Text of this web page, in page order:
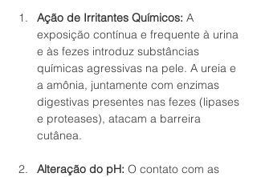
Ação de Irritantes Químicos: A
exposição contínua e frequente à urina
e às fezes introduz substâncias
químicas agressivas na pele. A ureia e
a amônia, juntamente com enzimas
digestivas presentes nas fezes (lipases
e proteases), atacam a barreira
cutânea.
Alteração do pH: O contato com as